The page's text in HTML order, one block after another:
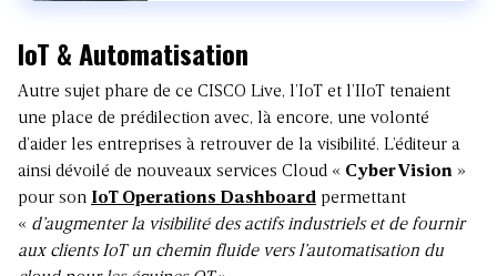
IoT & Automatisation
Autre sujet phare de ce CISCO Live, l’IoT et l’IIoT tenaient
une place de prédilection avec, là encore, une volonté
d’aider les entreprises à retrouver de la visibilité. L’éditeur a
ainsi dévoilé de nouveaux services Cloud « Cyber Vision »
pour son IoT Operations Dashboard permettant
« d’augmenter la visibilité des actifs industriels et de fournir
aux clients IoT un chemin fluide vers l’automatisation du